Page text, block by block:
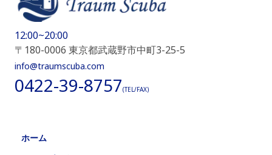
12:00~20:00
〒180-0006 東京都武蔵野市中町3-25-5
info@traumscuba.com
0422-39-8757(TEL/FAX)
ホーム